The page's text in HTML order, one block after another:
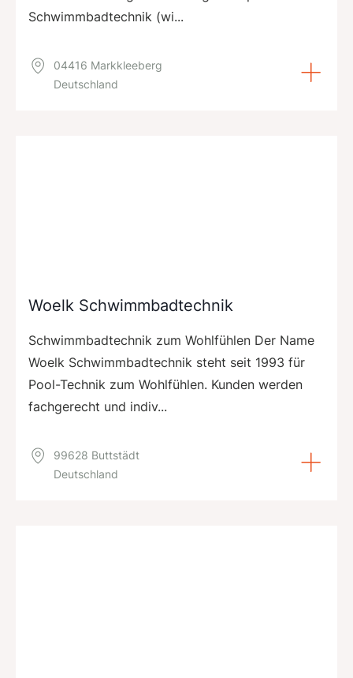
Schwimmbadtechnik (wi...
04416 Markkleeberg
Deutschland
Woelk Schwimmbadtechnik
Schwimmbadtechnik zum Wohlfühlen Der Name
Woelk Schwimmbadtechnik steht seit 1993 für
Pool-Technik zum Wohlfühlen. Kunden werden
fachgerecht und indiv...
99628 Buttstädt
Deutschland